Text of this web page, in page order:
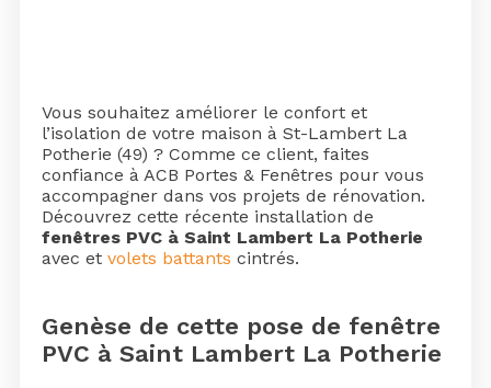
Vous souhaitez améliorer le confort et
l’isolation de votre maison à St-Lambert La
Potherie (49) ? Comme ce client, faites
confiance à ACB Portes & Fenêtres pour vous
accompagner dans vos projets de rénovation.
Découvrez cette récente installation de
fenêtres PVC à Saint Lambert La Potherie
avec et volets battants cintrés.
Genèse de cette pose de fenêtre
PVC à Saint Lambert La Potherie